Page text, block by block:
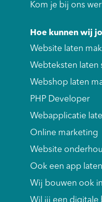
Kom je bij ons
Hoe kunnen wij
Website laten
Webteksten laten
Webshop laten
PHP Developer
Webapplicatie
Online marketing
Website
Ook een app
Wij bouwen ook in